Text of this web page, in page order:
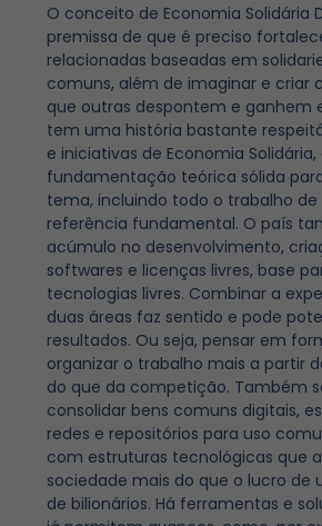
O conceito de Economia Solidária
premissa de que é preciso
relacionadas baseadas em
comuns, além de imaginar e criar
que outras despontem e ganhem
tem uma história bastante
e iniciativas de Economia
fundamentação teórica sólida
tema, incluindo todo o trabalho de
referência fundamental. O país
acúmulo no desenvolvimento,
softwares e licenças livres, base
tecnologias livres. Combinar a
duas áreas faz sentido e pode
resultados. Ou seja, pensar em
organizar o trabalho mais a partir
do que da competição. Também
consolidar bens comuns digitais,
redes e repositórios para uso
com estruturas tecnológicas que
sociedade mais do que o lucro de
de bilionários. Há ferramentas e